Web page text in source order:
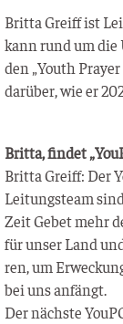
Brit­ta Greiff ist
kann rund um die
den „Youth
dar­über, wie er
Brit­ta, fin­det
Brit­ta Greiff: Der
Lei­tungs­team
Zeit Gebet mehr
für unser Land
ren, um
bei uns anfängt.
Der nächs­te